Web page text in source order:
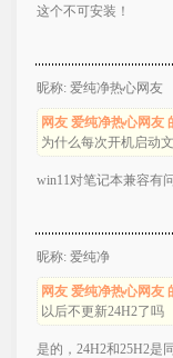
这个不可安装！
昵称: 爱纯净热心网友
网友 爱纯净热心网友
为什么每次开机启动
win11对笔记本兼容有
昵称: 爱纯净
网友 爱纯净热心网友
以后不更新24H2了吗
是的，24H2和25H2是